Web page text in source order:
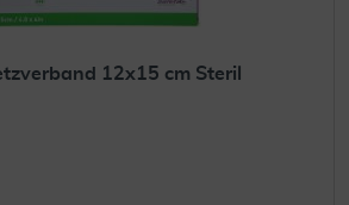
12x15 cm Steril